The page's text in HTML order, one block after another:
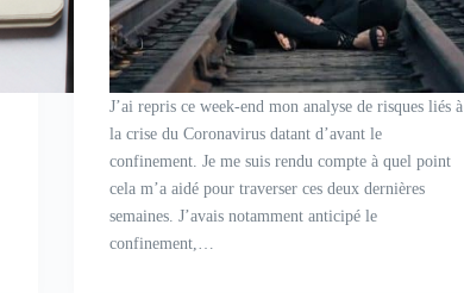
J’ai repris ce week-end mon analyse de risques liés à
la crise du Coronavirus datant d’avant le
confinement. Je me suis rendu compte à quel point
cela m’a aidé pour traverser ces deux dernières
semaines. J’avais notamment anticipé le
confinement,…